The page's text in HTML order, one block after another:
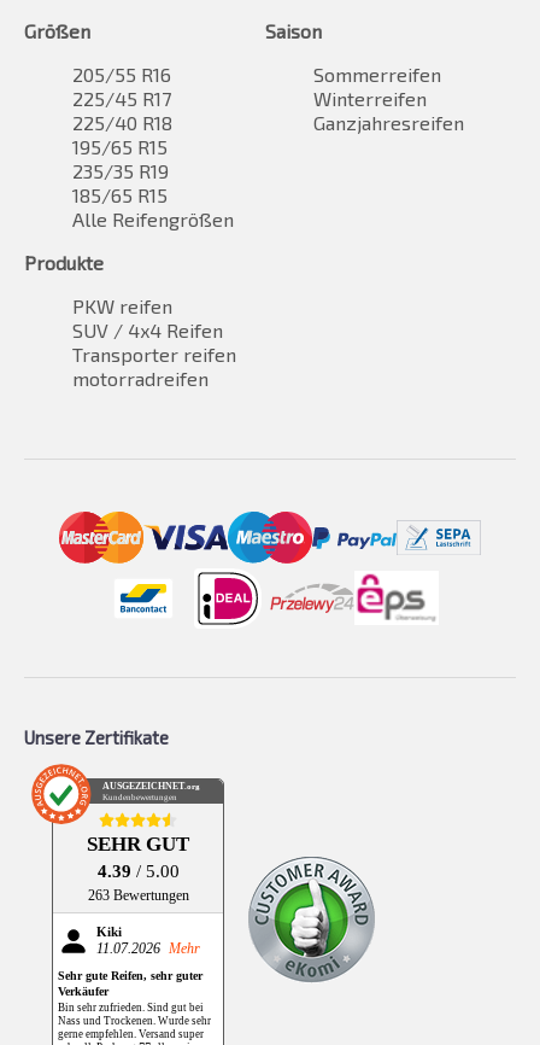
Größen
205/55 R16
225/45 R17
225/40 R18
195/65 R15
235/35 R19
185/65 R15
Alle Reifengrößen
Saison
Sommerreifen
Winterreifen
Ganzjahresreifen
Produkte
PKW reifen
SUV / 4x4 Reifen
Transporter reifen
motorradreifen
Unsere Zertifikate
AUSGEZEICHNET.org
Kundenbewertungen
SEHR GUT
4.39 / 5.00
263 Bewertungen
Kiki
11.07.2026 Mehr
Sehr gute Reifen, sehr guter
Verkäufer
Bin sehr zufrieden. Sind gut bei
Nass und Trockenen. Wurde sehr
gerne empfehlen. Versand super